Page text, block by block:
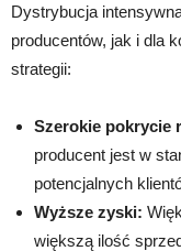
Dystrybucja
producentów, jak i dla
strategii:
Szerokie pokrycie
producent jest w
potencjalnych
Wyższe zyski:
większą ilość